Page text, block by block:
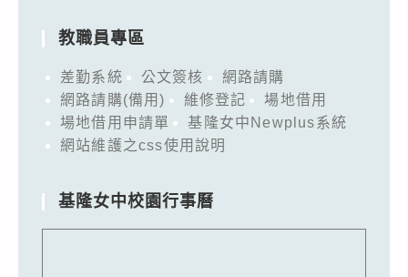
教職員專區
差勤系統 公文簽核
網路請購
網路請購(備用)
維修登記
場地借用
場地借用申請單
基隆女中Newplus系統
網站維護之css使用說明
基隆女中校園行事曆